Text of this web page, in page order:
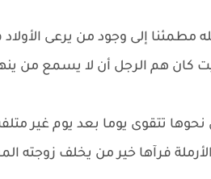
مطمئنا إلى وجود من يرعى
كان هم الرجل أن لا يسمع من
تتقوى يوما بعد يوم غير
فرآها خير من يخلف زوجته